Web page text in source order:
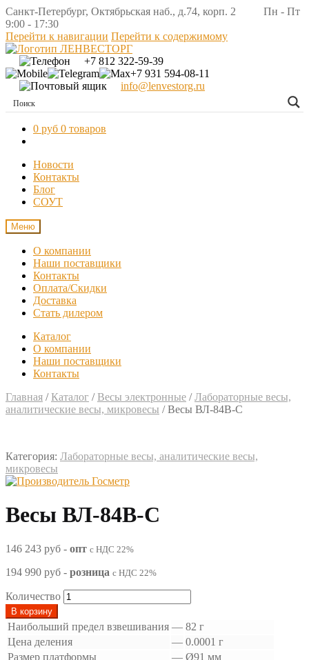
Санкт-Петербург, Октябрьская наб., д.74, корп. 2 Пн - Пт
9:00 - 17:30
Перейти к навигации Перейти к содержимому
+7 812 322-59-39
+7 931 594-08-11
info@lenvestorg.ru
0 руб 0 товаров
Новости
Контакты
Блог
СОУТ
Меню
О компании
Наши поставщики
Контакты
Оплата/Скидки
Доставка
Стать дилером
Каталог
О компании
Наши поставщики
Контакты
Главная / Каталог / Весы электронные /Лабораторные весы,
аналитические весы, микровесы /Весы ВЛ-84В-С
Категория: Лабораторные весы, аналитические весы,
микровесы
Весы ВЛ-84В-С
146 243 руб - опт с НДС 22%
194 990 руб - розница с НДС 22%
Количество
В корзину
Наибольший предел взвешивания — 82 г
Цена деления
— 0.0001 г
Размер платформы
— Ø91 мм